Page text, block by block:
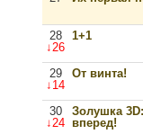
28
↓26
1+1
29
↓14
От винта!
30
↓24
Золушка
вперед!